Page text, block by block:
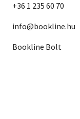
+36 1 235 60 70
info@bookline.hu
Bookline Bolt